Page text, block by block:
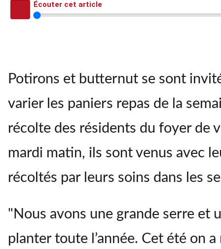
Les résidents du Foyer du Bosquet
Écouter cet article
Potirons et butternut se sont
varier les paniers repas de la
récolte des résidents du foyer de
mardi matin, ils sont venus avec
récoltés par leurs soins dans les
"Nous avons une grande serre et
planter toute l’année. Cet été on